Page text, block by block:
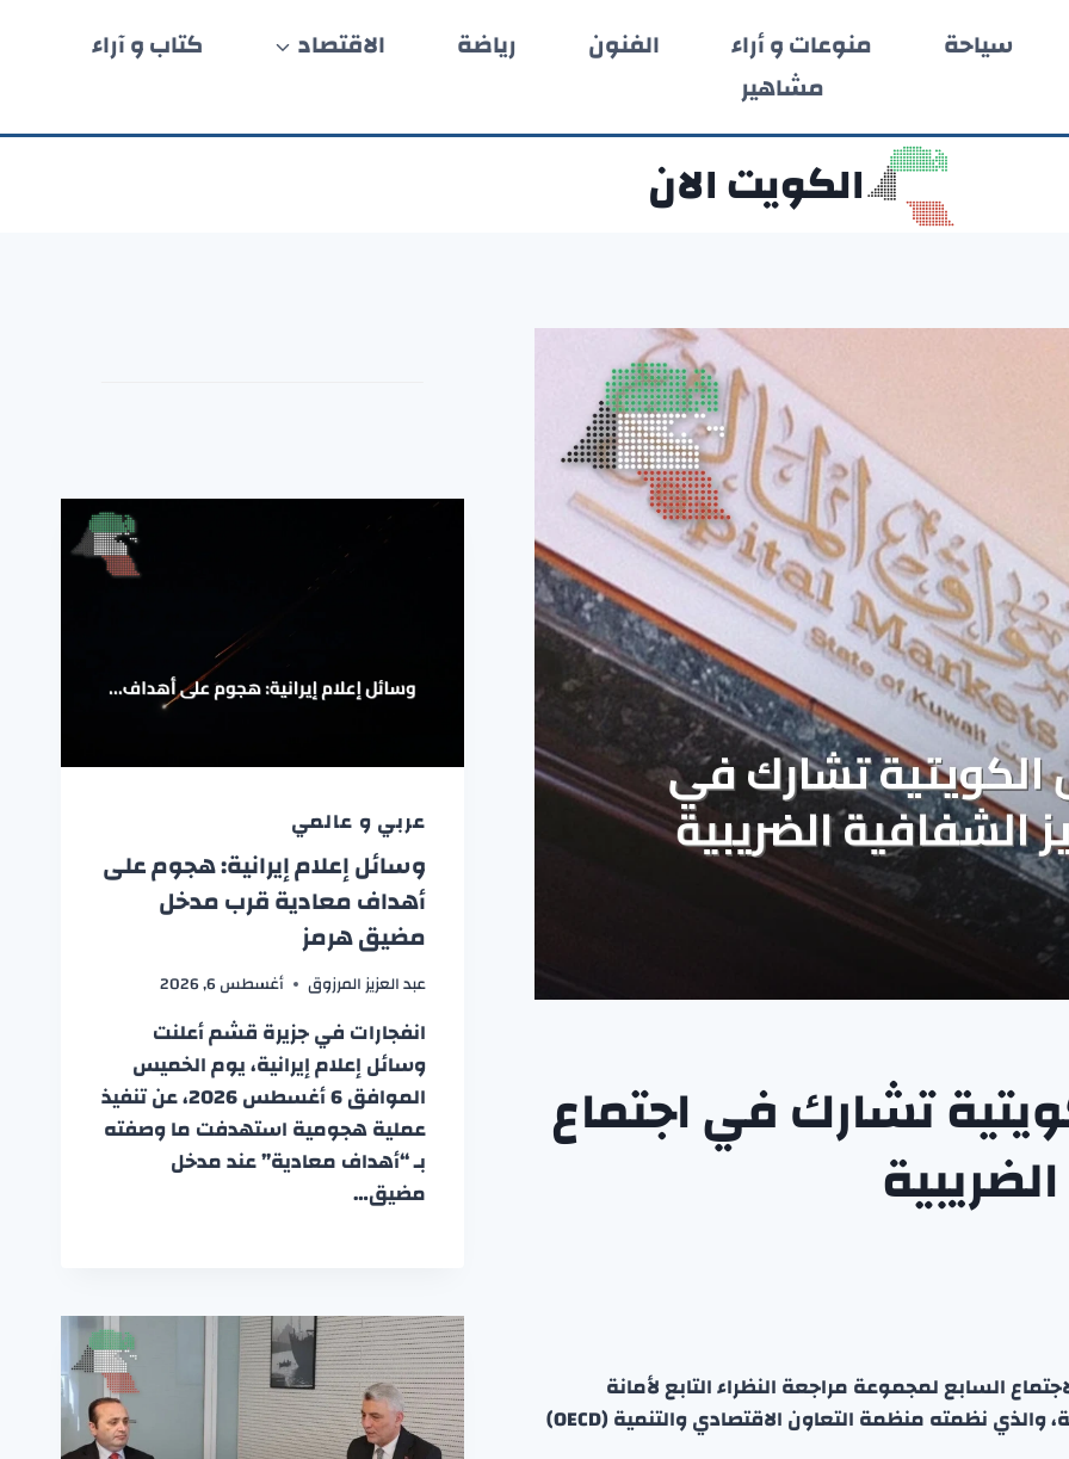
سياحة منوعات و أراء الفنون رياضة الاقتصاد
كتاب و آراء
مشاهير
الكويت الان
تشارك في اجتماع
السابع لمجموعة مراجعة النظراء التابع لأمانة
المنتدى العالمي للشفافية وتبادل المعلومات الضريبية، والذي نظمته منظمة التعاون الاقتصادي والتنمية (OECD)
عربي و عالمي
وسائل إعلام إيرانية: هجوم على
أهداف معادية قرب مدخل
مضيق هرمز
عبد العزيز المرزوق أغسطس 6, 2026
انفجارات في جزيرة قشم أعلنت
وسائل إعلام إيرانية، يوم الخميس
الموافق 6 أغسطس 2026، عن تنفيذ
عملية هجومية استهدفت ما وصفته
بـ “أهداف معادية” عند مدخل
مضيق…